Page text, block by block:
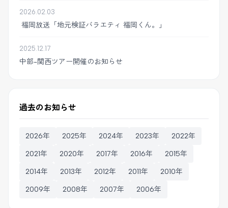
2026.02.03
福岡放送「地元検証バラエティ 福岡くん。」
2025.12.17
中部-関西ツアー開催のお知らせ
過去のお知らせ
2026年 2025年 2024年 2023年 2022年
2021年 2020年 2017年 2016年 2015年
2014年 2013年 2012年 2011年 2010年
2009年 2008年 2007年 2006年